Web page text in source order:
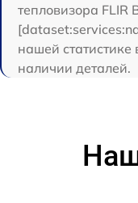
тепловизора FLIR
нашей
наличии деталей.